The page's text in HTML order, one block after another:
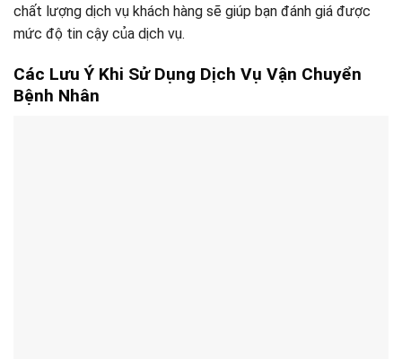
chất lượng dịch vụ khách hàng sẽ giúp bạn đánh giá được
mức độ tin cậy của dịch vụ.
Các Lưu Ý Khi Sử Dụng Dịch Vụ Vận Chuyển
Bệnh Nhân